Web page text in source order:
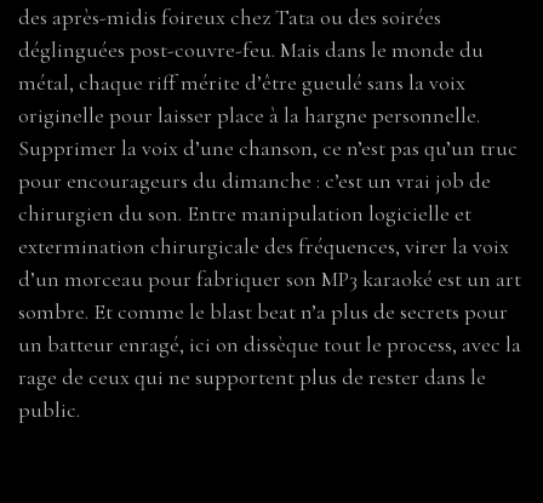
des après-midis foireux chez Tata ou des soirées
déglinguées post-couvre-feu. Mais dans le monde du
métal, chaque riff mérite d’être gueulé sans la voix
originelle pour laisser place à la hargne personnelle.
Supprimer la voix d’une chanson, ce n’est pas qu’un truc
pour encourageurs du dimanche : c’est un vrai job de
chirurgien du son. Entre manipulation logicielle et
extermination chirurgicale des fréquences, virer la voix
d’un morceau pour fabriquer son MP3 karaoké est un art
sombre. Et comme le blast beat n’a plus de secrets pour
un batteur enragé, ici on dissèque tout le process, avec la
rage de ceux qui ne supportent plus de rester dans le
public.